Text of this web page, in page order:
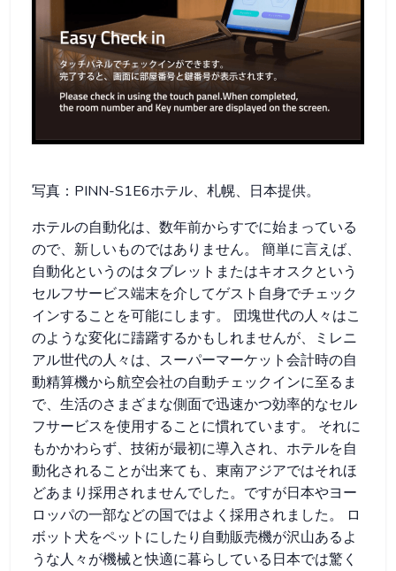
写真：PINN-S1E6ホテル、札幌、日本提供。
ホテルの自動化は、数年前からすでに始まっている
ので、新しいものではありません。 簡単に言えば、
自動化というのはタブレットまたはキオスクという
セルフサービス端末を介してゲスト自身でチェック
インすることを可能にします。 団塊世代の人々はこ
のような変化に躊躇するかもしれませんが、ミレニ
アル世代の人々は、スーパーマーケット会計時の自
動精算機から航空会社の自動チェックインに至るま
で、生活のさまざまな側面で迅速かつ効率的なセル
フサービスを使用することに慣れています。 それに
もかかわらず、技術が最初に導入され、ホテルを自
動化されることが出来ても、東南アジアではそれほ
どあまり採用されませんでした。ですが日本やヨー
ロッパの一部などの国ではよく採用されました。 ロ
ボット犬をペットにしたり自動販売機が沢山あるよ
うな人々が機械と快適に暮らしている日本では驚く